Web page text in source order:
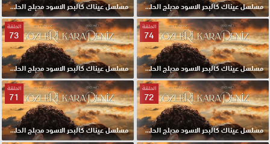
مسلسل عيناك كالبحر الاسود مدبلج الحلقة 76 HD مسلسل عيناك كالبحر الاسود مدبلج الحلقة 75 HD
الحلقة
74
مسلسل عيناك كالبحر الاسود مدبلج الحلقة 74 HD
الحلقة
73
مسلسل عيناك كالبحر الاسود مدبلج الحلقة 73 HD
الحلقة
72
مسلسل عيناك كالبحر الاسود مدبلج الحلقة 72 HD
الحلقة
71
مسلسل عيناك كالبحر الاسود مدبلج الحلقة 71 HD